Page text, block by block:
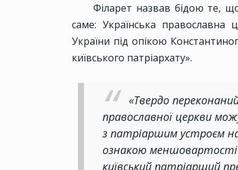
Філарет назвав бідою те, що
саме: Українська православна
України під опікою
київського патріархату».
«Твердо
православної церкви
з патріаршим устроєм
ознакою
київський патріарший